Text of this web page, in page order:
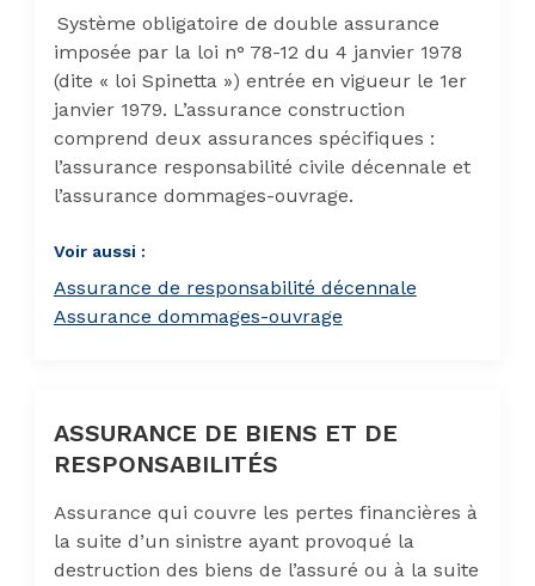
Système obligatoire de double assurance
imposée par la loi n° 78-12 du 4 janvier 1978
(dite « loi Spinetta ») entrée en vigueur le 1er
janvier 1979. L’assurance construction
comprend deux assurances spécifiques :
l’assurance responsabilité civile décennale et
l’assurance dommages-ouvrage.
Voir aussi :
Assurance de responsabilité décennale
Assurance dommages-ouvrage
ASSURANCE DE BIENS ET DE
RESPONSABILITÉS
Assurance qui couvre les pertes financières à
la suite d’un sinistre ayant provoqué la
destruction des biens de l’assuré ou à la suite